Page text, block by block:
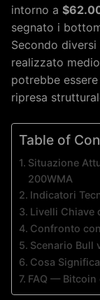
intorno a
segnato i
Secondo diversi
realizzato
potrebbe
ripresa
Table of
Situazione
200WMA
Indicatori
Livelli Chiave
Confronto
Scenario Bull
Cosa
FAQ — Bitcoin